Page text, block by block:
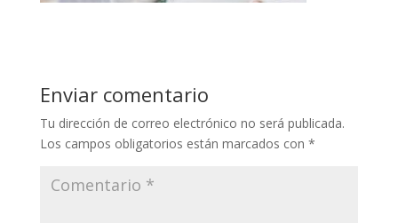
Enviar comentario
Tu dirección de correo electrónico no será publicada.
Los campos obligatorios están marcados con *